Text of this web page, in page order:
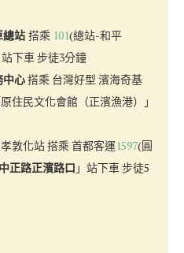
總站 搭乘 101(總站-和平
下車 步徒3分鐘
中心搭乘 台灣好型 濱海奇基
民文化會館（正濱漁港）」
敦化站 搭乘 首都客運1597(圓
中正路正濱路口 」站下車 步徒5